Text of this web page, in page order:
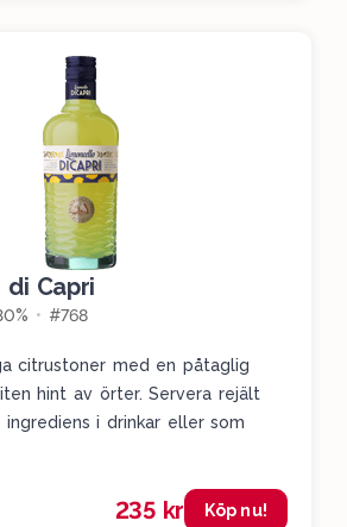
Capri
#768
citrustoner med en påtaglig
hint av örter. Servera rejält
ingrediens i drinkar eller som
235 kr Köp nu!